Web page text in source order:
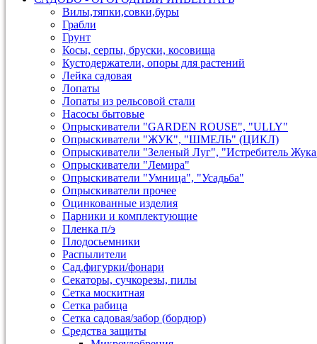
Вилы,тяпки,совки,буры
Грабли
Грунт
Косы, серпы, бруски, косовища
Кустодержатели, опоры для растений
Лейка садовая
Лопаты
Лопаты из рельсовой стали
Насосы бытовые
Опрыскиватели "GARDEN ROUSE", "ULLY"
Опрыскиватели "ЖУК", "ШМЕЛЬ" (ЦИКЛ)
Опрыскиватели "Зеленый Луг", "Истребитель
Опрыскиватели "Лемира"
Опрыскиватели "Умница", "Усадьба"
Опрыскиватели прочее
Оцинкованные изделия
Парники и комплектующие
Пленка п/э
Плодосьемники
Распылители
Сад.фигурки/фонари
Секаторы, сучкорезы, пилы
Сетка москитная
Сетка рабица
Сетка садовая/забор (бордюр)
Средства защиты